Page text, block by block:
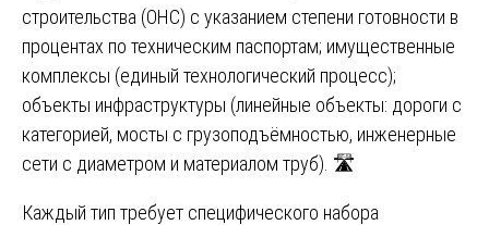
строительства (ОНС) с указанием степени готовности в
процентах по техническим паспортам; имущественные
комплексы (единый технологический процесс);
объекты инфраструктуры (линейные объекты: дороги с
категорией, мосты с грузоподъёмностью, инженерные
сети с диаметром и материалом труб). 🛣️
Каждый тип требует специфического набора